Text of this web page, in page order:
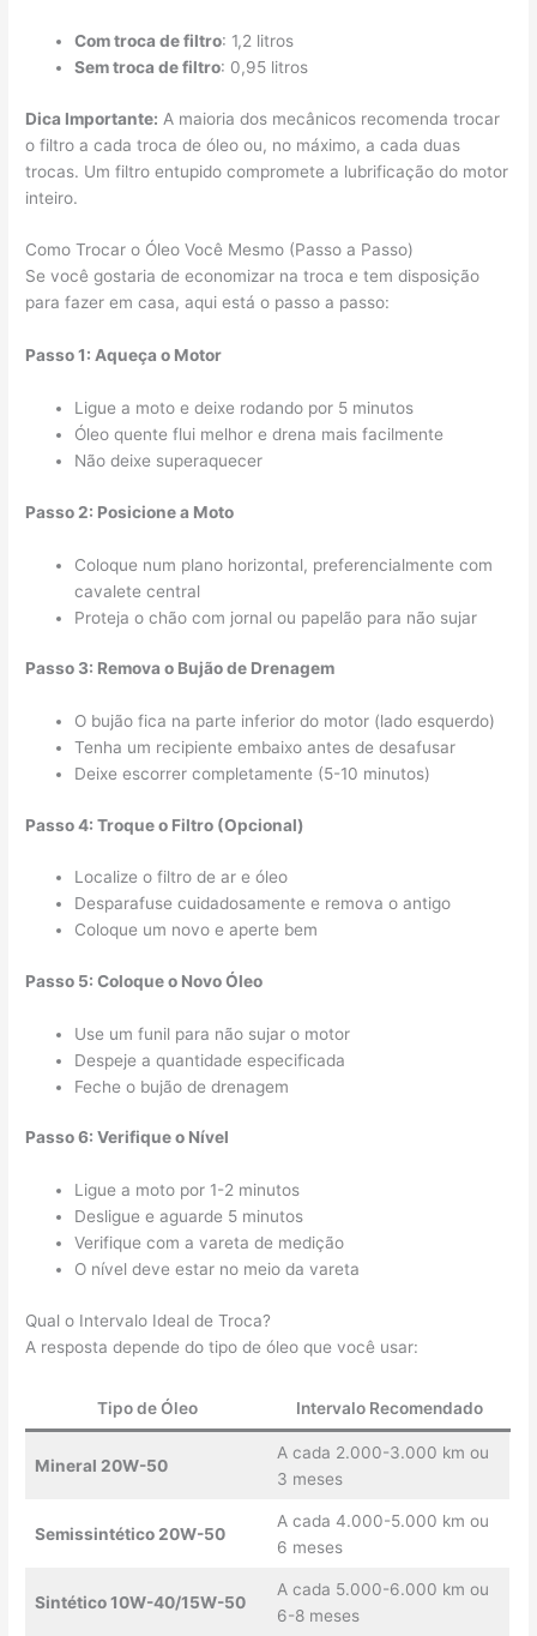
Com troca de filtro: 1,2 litros
Sem troca de filtro: 0,95 litros
Dica Importante: A maioria dos mecânicos recomenda trocar
o filtro a cada troca de óleo ou, no máximo, a cada duas
trocas. Um filtro entupido compromete a lubrificação do motor
inteiro.
Como Trocar o Óleo Você Mesmo (Passo a Passo)
Se você gostaria de economizar na troca e tem disposição
para fazer em casa, aqui está o passo a passo:
Passo 1: Aqueça o Motor
Ligue a moto e deixe rodando por 5 minutos
Óleo quente flui melhor e drena mais facilmente
Não deixe superaquecer
Passo 2: Posicione a Moto
Coloque num plano horizontal, preferencialmente com
cavalete central
Proteja o chão com jornal ou papelão para não sujar
Passo 3: Remova o Bujão de Drenagem
O bujão fica na parte inferior do motor (lado esquerdo)
Tenha um recipiente embaixo antes de desafusar
Deixe escorrer completamente (5-10 minutos)
Passo 4: Troque o Filtro (Opcional)
Localize o filtro de ar e óleo
Desparafuse cuidadosamente e remova o antigo
Coloque um novo e aperte bem
Passo 5: Coloque o Novo Óleo
Use um funil para não sujar o motor
Despeje a quantidade especificada
Feche o bujão de drenagem
Passo 6: Verifique o Nível
Ligue a moto por 1-2 minutos
Desligue e aguarde 5 minutos
Verifique com a vareta de medição
O nível deve estar no meio da vareta
Qual o Intervalo Ideal de Troca?
A resposta depende do tipo de óleo que você usar:
Tipo de Óleo Intervalo Recomendado
Mineral 20W-50
A cada 2.000-3.000 km ou
3 meses
Semissintético 20W-50
A cada 4.000-5.000 km ou
6 meses
Sintético 10W-40/15W-50
A cada 5.000-6.000 km ou
6-8 meses